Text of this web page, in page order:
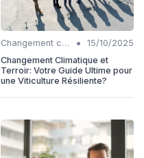
Changement climatique •
15/10/2025
Changement Climatique et
Terroir: Votre Guide Ultime pour
une Viticulture Résiliente?